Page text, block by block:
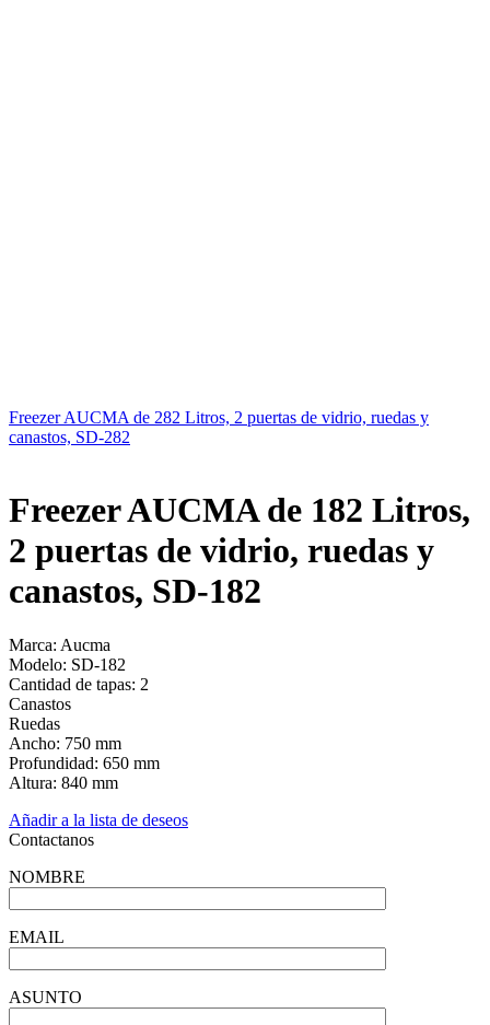
Freezer AUCMA de 282 Litros, 2 puertas de vidrio, ruedas y
canastos, SD-282
Freezer AUCMA de 182 Litros,
2 puertas de vidrio, ruedas y
canastos, SD-182
Marca: Aucma
Modelo: SD-182
Cantidad de tapas: 2
Canastos
Ruedas
Ancho: 750 mm
Profundidad: 650 mm
Altura: 840 mm
Añadir a la lista de deseos
Contactanos
NOMBRE
EMAIL
ASUNTO